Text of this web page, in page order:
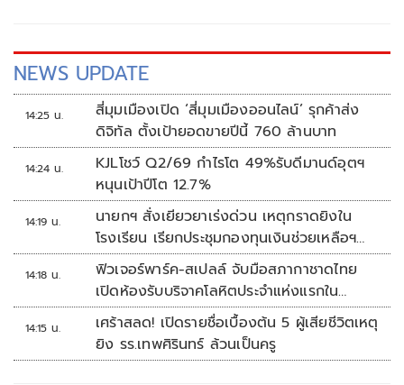
NEWS UPDATE
14:25 น.
สี่มุมเมืองเปิด ‘สี่มุมเมืองออนไลน์’ รุกค้าส่ง
ดิจิทัล ตั้งเป้ายอดขายปีนี้ 760 ล้านบาท
14:24 น.
KJLโชว์ Q2/69 กำไรโต 49%รับดีมานด์อุตฯ
หนุนเป้าปีโต 12.7%
14:19 น.
นายกฯ สั่งเยียวยาเร่งด่วน เหตุกราดยิงใน
โรงเรียน เรียกประชุมกองทุนเงินช่วยเหลือฯ
ทันที
14:18 น.
ฟิวเจอร์พาร์ค-สเปลล์ จับมือสภากาชาดไทย
เปิดห้องรับบริจาคโลหิตประจำแห่งแรกใน
ศูนย์การค้าปทุมธานี
14:15 น.
เศร้าสลด! เปิดรายชื่อเบื้องต้น 5 ผู้เสียชีวิตเหตุ
ยิง รร.เทพศิรินทร์ ล้วนเป็นครู